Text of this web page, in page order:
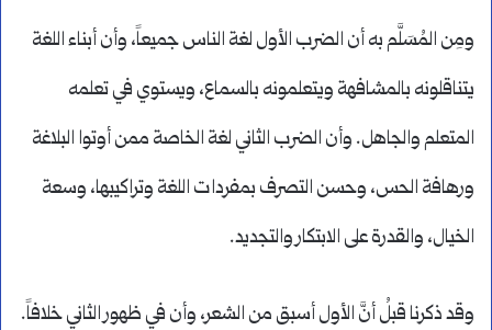
ومِن المُسَلَّم به أن الضرب الأول لغة الناس جميعاً، وأن أبناء اللغة
يتناقلونه بالمشافهة ويتعلمونه بالسماع، ويستوي في تعلمه
المتعلم والجاهل. وأن الضرب الثاني لغة الخاصة ممن أوتوا البلاغة
ورهافة الحس، وحسن التصرف بمفردات اللغة وتراكيبها، وسعة
الخيال، والقدرة على الابتكار والتجديد.
وقد ذكرنا قبلُ أنَّ الأول أسبق من الشعر، وأن في ظهور الثاني خلافاً.